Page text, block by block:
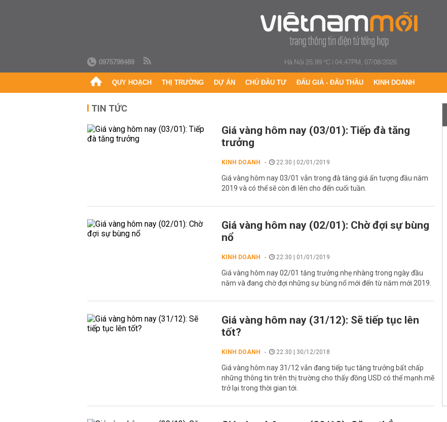
0975798489 Hà Nội 25.99 °C|04:47PM, 07/08/2026
QUY HOẠCH THỊ TRƯỜNG DỰ ÁN CHỦ ĐẦU TƯ ĐẤU GIÁ - ĐẤU THẦU KINH DOANH
TIN TỨC
Giá vàng hôm nay (03/01): Tiếp đà tăng
trưởng
KINH DOANH 22:30 | 02/01/2019
Giá vàng hôm nay 03/01 vẫn trong đà tăng giá ấn tượng đầu năm
2019 và có thể sẽ còn đi lên cho đến cuối tuần.
Giá vàng hôm nay (02/01): Chờ đợi sự bùng
nổ
KINH DOANH 22:30 | 01/01/2019
Giá vàng hôm nay 02/01 tăng trưởng nhẹ nhàng trong ngày đầu
năm và đang chờ đợi những sự bùng nổ mới đến từ năm mới 2019.
Giá vàng hôm nay (31/12): Sẽ tiếp tục lên
tốt?
KINH DOANH 22:30 | 30/12/2018
Giá vàng hôm nay 31/12 vẫn đang tiếp tục tăng trưởng bất chấp
những thông tin trên thị trường cho thấy đồng USD có thể mạnh mẽ
trở lại trong thời gian tới.